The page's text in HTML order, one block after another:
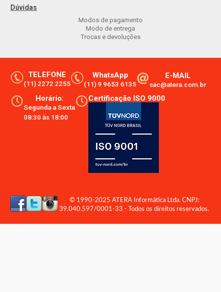
Dúvidas
Modos de pagamento
Modo de entrega
Trocas e devoluções
TELEFONE
(11) 2272 2255
WhatsApp
(11) 9 9653 6135
E-MAIL
sac@atera.com.br
Horário:
Segunda a Sexta
08:30 às 18:00
Certificação ISO 9000
© 1990-2025 ATERA Informática Ltda. CNPJ:
39.040.597/0001-33 - Todos os direitos reservados.